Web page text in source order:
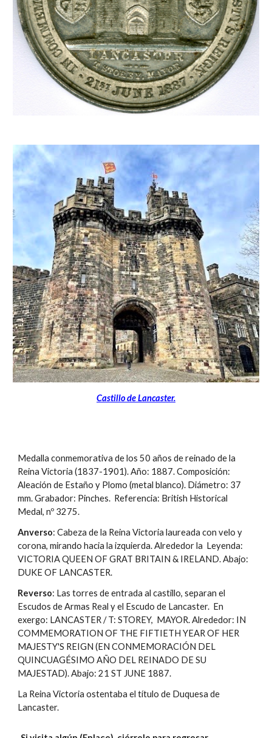
Castillo de Lancaster.
Medalla conmemorativa de los 50 años de reinado de la
Reina Victoria (1837-1901). Año: 1887. Composición:
Aleación de Estaño y Plomo (metal blanco). Diámetro: 37
mm. Grabador: Pinches. Referencia: British Historical
Medal, nº 3275.
Anverso: Cabeza de la Reina Victoria laureada con velo y
corona, mirando hacia la izquierda. Alrededor la Leyenda:
VICTORIA QUEEN OF GRAT BRITAIN & IRELAND. Abajo:
DUKE OF LANCASTER.
Reverso: Las torres de entrada al castillo, separan el
Escudos de Armas Real y el Escudo de Lancaster. En
exergo: LANCASTER / T: STOREY, MAYOR. Alrededor: IN
COMMEMORATION OF THE FIFTIETH YEAR OF HER
MAJESTY'S REIGN (EN CONMEMORACIÓN DEL
QUINCUAGÉSIMO AÑO DEL REINADO DE SU
MAJESTAD). Abajo: 21 ST JUNE 1887.
La Reina Victoria ostentaba el título de Duquesa de
Lancaster.